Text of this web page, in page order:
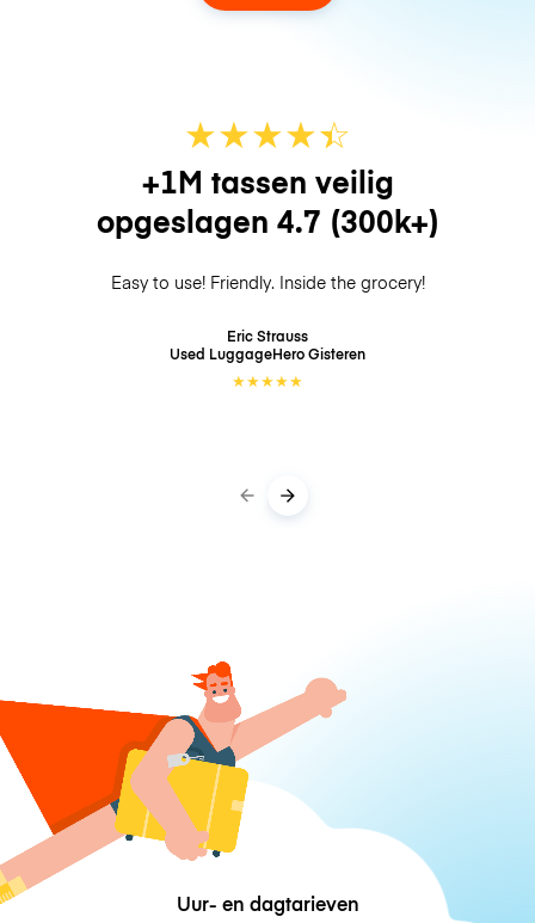
★★★★☆
★
+1M tassen veilig
opgeslagen 4.7 (300k+)
Easy to use! Friendly. Inside the grocery!
Eric Strauss
Used LuggageHeroGisteren
★★★★★
Uur- en dagtarieven